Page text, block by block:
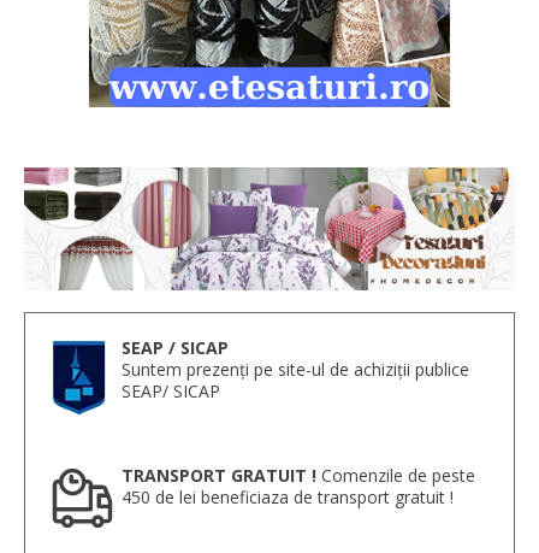
SEAP / SICAP
Suntem prezenți pe site-ul de achiziții publice
SEAP/ SICAP
TRANSPORT GRATUIT ! Comenzile de peste
450 de lei beneficiaza de transport gratuit !